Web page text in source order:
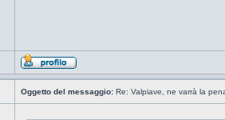
Oggetto del messaggio: Re: Valpiave, ne varrà la